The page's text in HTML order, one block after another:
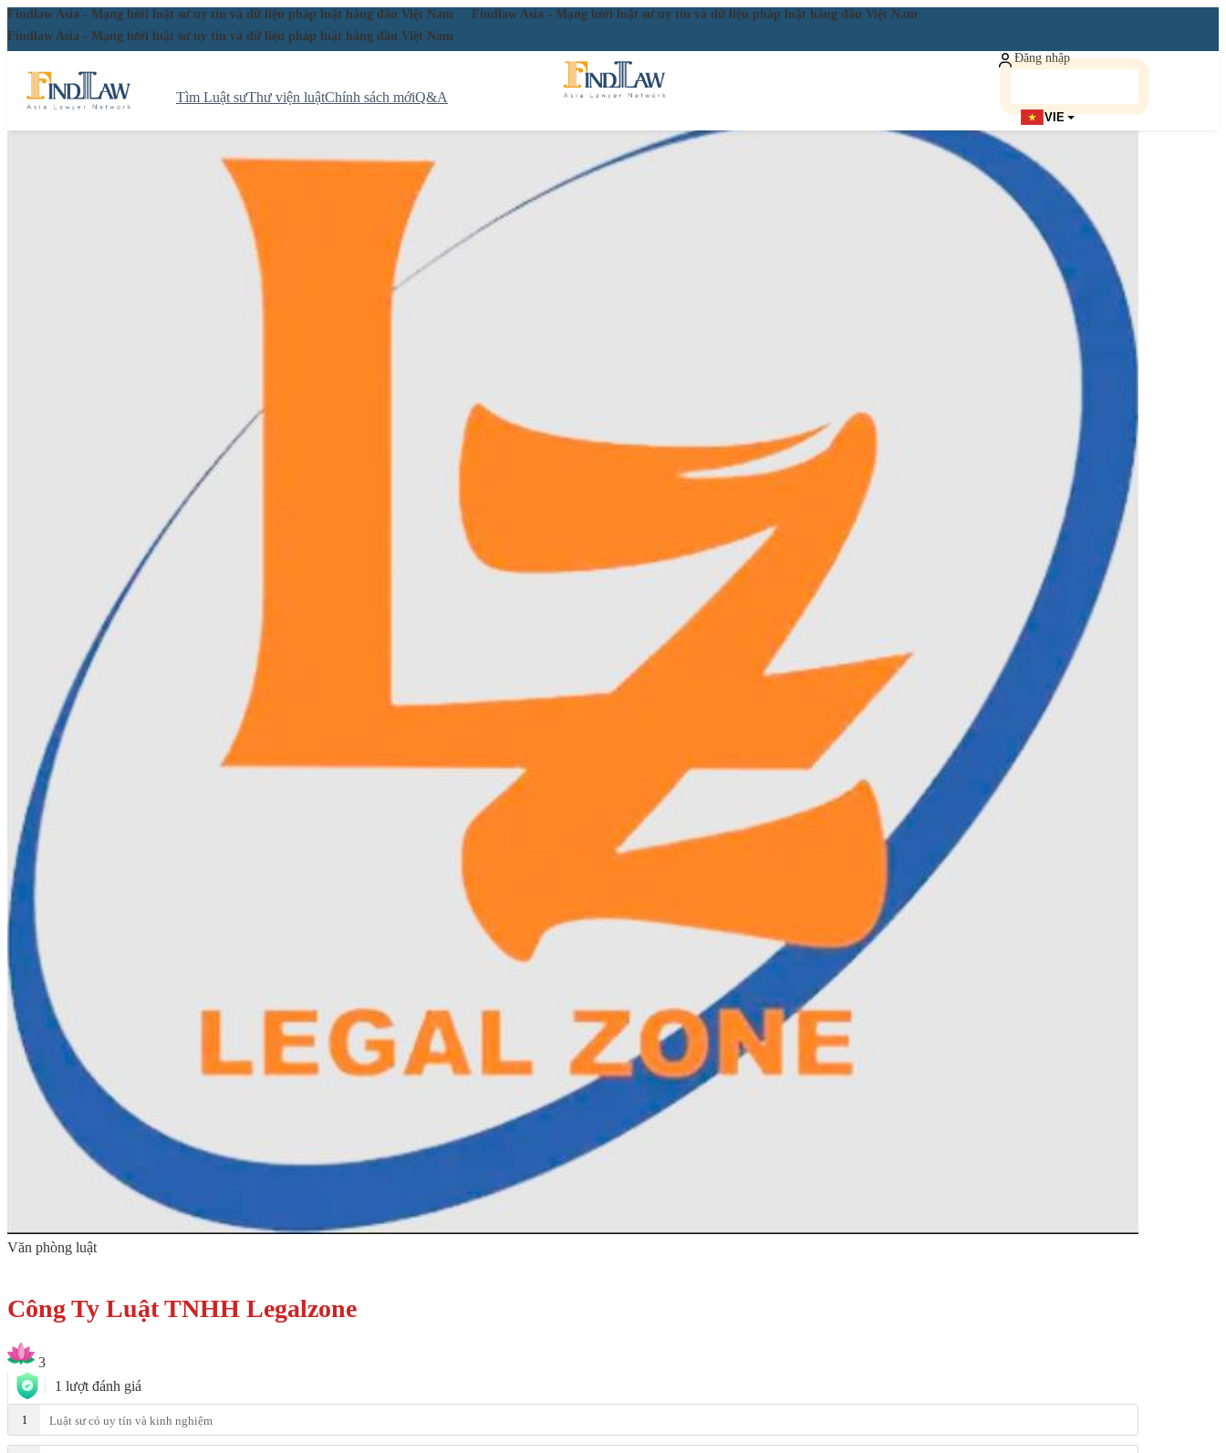
Findlaw Asia - Mạng lưới luật sư uy tín và dữ liệu pháp luật hàng đầu Việt Nam
Findlaw Asia - Mạng lưới luật sư uy tín và dữ liệu pháp luật hàng đầu Việt Nam
Findlaw Asia - Mạng lưới luật sư uy tín và dữ liệu pháp luật hàng đầu Việt Nam
Đăng nhập
VIE
Tìm Luật sưThư viện luậtChính sách mớiQ&A
Văn phòng luật
Công Ty Luật TNHH Legalzone
3
1 lượt đánh giá
1 Luật sư có uy tín và kinh nghiệm